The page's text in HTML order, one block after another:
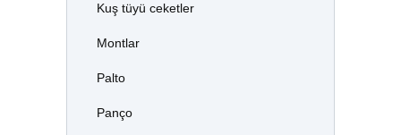
Kuş tüyü ceketler
Montlar
Palto
Panço